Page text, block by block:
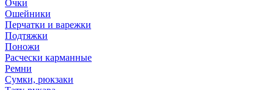
Очки
Ошейники
Перчатки и варежки
Подтяжки
Поножи
Расчески карманные
Ремни
Сумки, рюкзаки